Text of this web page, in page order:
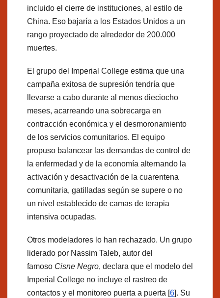
incluido el cierre de instituciones, al estilo de
China. Eso bajaría a los Estados Unidos a un
rango proyectado de alrededor de 200.000
muertes.
El grupo del Imperial College estima que una
campaña exitosa de supresión tendría que
llevarse a cabo durante al menos dieciocho
meses, acarreando una sobrecarga en
contracción económica y el desmoronamiento
de los servicios comunitarios. El equipo
propuso balancear las demandas de control de
la enfermedad y de la economía alternando la
activación y desactivación de la cuarentena
comunitaria, gatilladas según se supere o no
un nivel establecido de camas de terapia
intensiva ocupadas.
Otros modeladores lo han rechazado. Un grupo
liderado por Nassim Taleb, autor del
famoso Cisne Negro, declara que el modelo del
Imperial College no incluye el rastreo de
contactos y el monitoreo puerta a puerta [6]. Su